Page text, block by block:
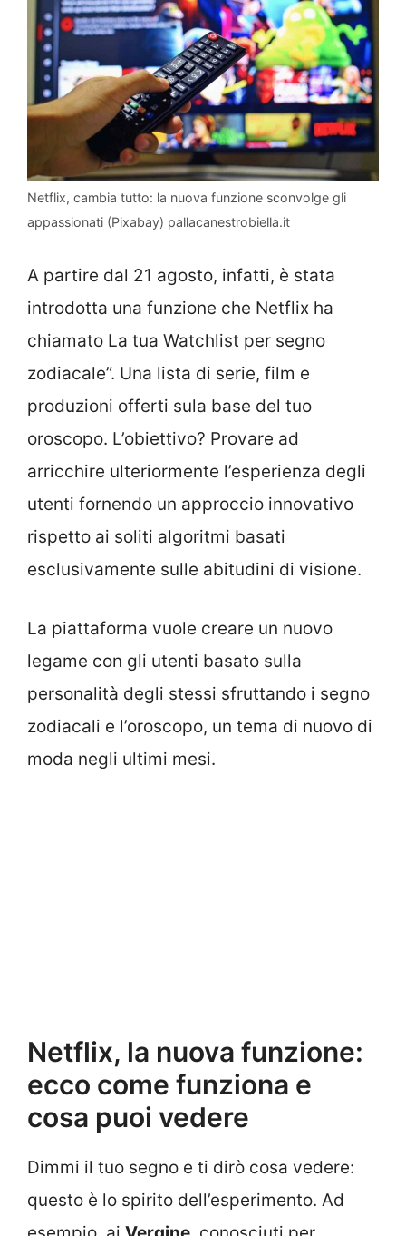
Netflix, cambia tutto: la nuova funzione sconvolge gli
appassionati (Pixabay) pallacanestrobiella.it
A partire dal 21 agosto, infatti, è stata
introdotta una funzione che Netflix ha
chiamato La tua Watchlist per segno
zodiacale”. Una lista di serie, film e
produzioni offerti sula base del tuo
oroscopo. L’obiettivo? Provare ad
arricchire ulteriormente l’esperienza degli
utenti fornendo un approccio innovativo
rispetto ai soliti algoritmi basati
esclusivamente sulle abitudini di visione.
La piattaforma vuole creare un nuovo
legame con gli utenti basato sulla
personalità degli stessi sfruttando i segno
zodiacali e l’oroscopo, un tema di nuovo di
moda negli ultimi mesi.
Netflix, la nuova funzione:
ecco come funziona e
cosa puoi vedere
Dimmi il tuo segno e ti dirò cosa vedere:
questo è lo spirito dell’esperimento. Ad